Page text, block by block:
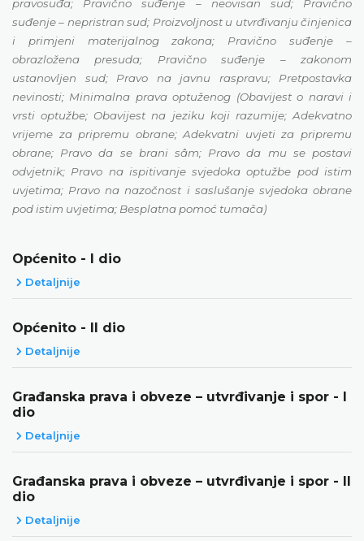
pravosuđa; Pravično suđenje – neovisan sud; Pravično
suđenje – nepristran sud; Proizvoljnost u utvrđivanju činjenica
i primjeni materijalnog zakona; Pravično suđenje –
obrazložena presuda; Pravično suđenje – zakonom
ustanovljen sud; Pravo na javnu raspravu; Pretpostavka
nevinosti; Minimalna prava optuženog (Obavijest o naravi i
vrsti optužbe; Obavijest na jeziku koji razumije; Adekvatno
vrijeme za pripremu obrane; Adekvatni uvjeti za pripremu
obrane; Pravo da se brani sâm; Pravo da mu se postavi
odvjetnik; Pravo na ispitivanje svjedoka optužbe pod istim
uvjetima; Pravo na nazočnost i saslušanje svjedoka obrane
pod istim uvjetima; Besplatna pomoć tumača)
Općenito - I dio
Detaljnije
Općenito - II dio
Detaljnije
Građanska prava i obveze – utvrđivanje i spor - I
dio
Detaljnije
Građanska prava i obveze – utvrđivanje i spor - II
dio
Detaljnije